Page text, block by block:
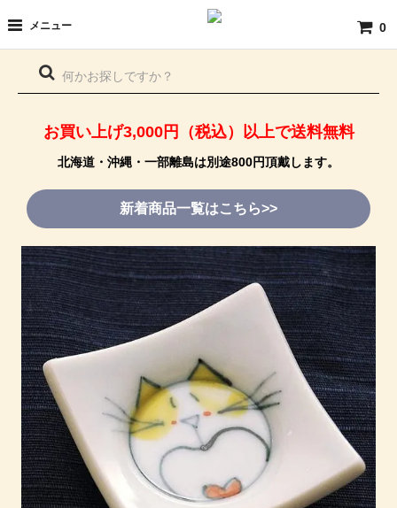
メニュー 0
お買い上げ3,000円（税込）以上で送料無料
北海道・沖縄・一部離島は別途800円頂戴します。
新着商品一覧はこちら>>